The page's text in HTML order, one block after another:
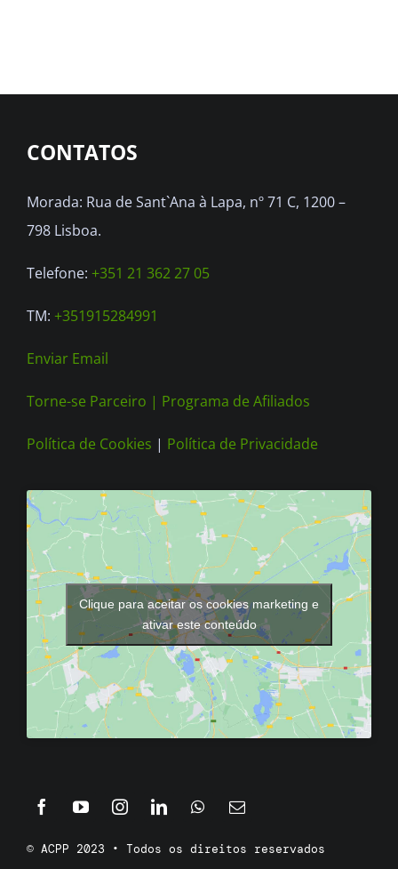
CONTATOS
Morada: Rua de Sant`Ana à Lapa, nº 71 C, 1200 –
798 Lisboa.
Telefone: +351 21 362 27 05
TM: +351915284991
Enviar Email
Torne-se Parceiro | Programa de Afiliados
Política de Cookies | Política de Privacidade
Clique para aceitar os cookies marketing e
ativar este conteúdo
© ACPP 2023 • Todos os direitos reservados